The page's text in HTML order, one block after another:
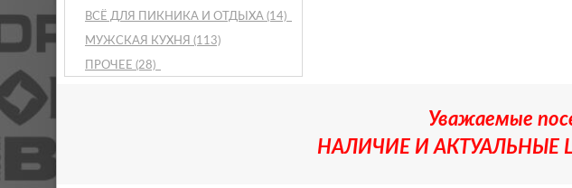
ВСЁ ДЛЯ ПИКНИКА И ОТДЫХА (14)
МУЖСКАЯ КУХНЯ (113)
ПРОЧЕЕ (28)
Уважаемые
НАЛИЧИЕ И АКТУАЛЬНЫЕ